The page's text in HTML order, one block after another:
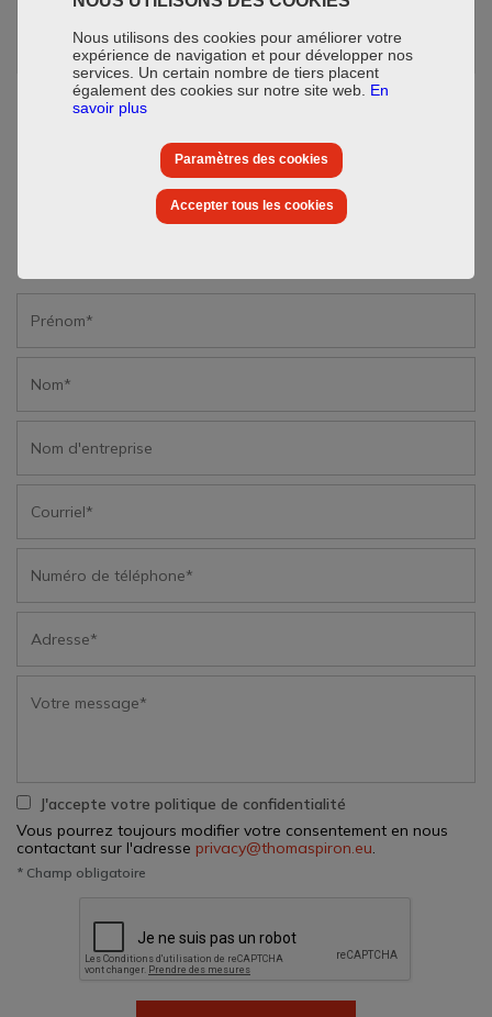
Juillet 2020
J'accepte votre politique de confidentialité
Vous pourrez toujours modifier votre consentement en nous
contactant sur l'adresse privacy@thomaspiron.eu.
* Champ obligatoire
Nous utilisons des cookies pour améliorer votre
expérience de navigation et pour développer nos
services. Un certain nombre de tiers placent
également des cookies sur notre site web. En
savoir plus
Paramètres des cookies
Accepter tous les cookies